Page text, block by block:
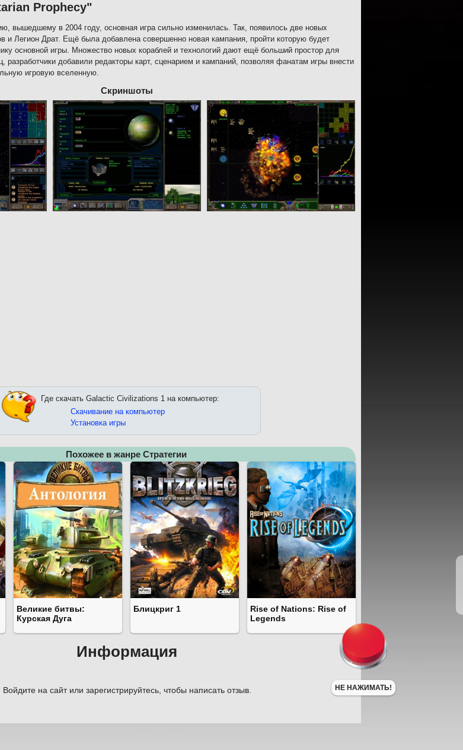
Prophecy"
вышедшему в 2004 году, основная игра сильно изменилась. Так, появилось две новых
и Легион Драт. Ещё была добавлена совершенно новая кампания, пройти которую будет
основной игры. Множество новых кораблей и технологий дают ещё больший простор для
разработчики добавили редакторы карт, сценарием и кампаний, позволяя фанатам игры внести
игровую вселенную.
Скриншоты
Где скачать Galactic Civilizations 1 на компьютер:
Скачивание на компьютер
Установка игры
Похожее в жанре Стратегии
Великие битвы:
Курская Дуга
Блицкриг 1
Rise of Nations: Rise of
Legends
Информация
Войдите на сайт или зарегистрируйтесь, чтобы написать отзыв. НЕ НАЖИМАТЬ!